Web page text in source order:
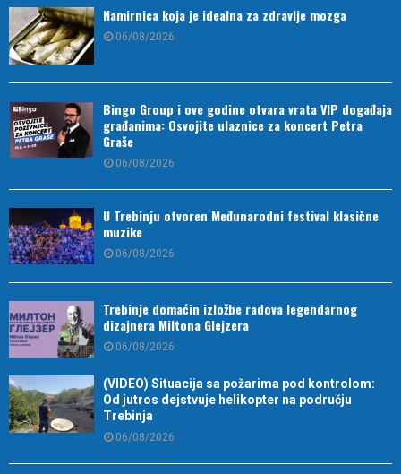
Namirnica koja je idealna za zdravlje mozga
06/08/2026
Bingo Group i ove godine otvara vrata VIP događaja
građanima: Osvojite ulaznice za koncert Petra
Graše
06/08/2026
U Trebinju otvoren Međunarodni festival klasične
muzike
06/08/2026
Trebinje domaćin izložbe radova legendarnog
dizajnera Miltona Glejzera
06/08/2026
(VIDEO) Situacija sa požarima pod kontrolom:
Od jutros dejstvuje helikopter na području
Trebinja
06/08/2026